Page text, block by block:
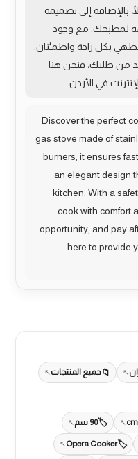
بالإضافة إلى تصميمه
لمطبخك. مع وجود
بكل راحة واطمئنان.
من طلبك، فنحن هنا
في الأردن.
Discover the perfect
gas stove made of
burners, it ensures
an elegant design
kitchen. With a
cook with comfort
opportunity, and pay
here to provide
جميع المنتجات
90 سم
Opera Cooker